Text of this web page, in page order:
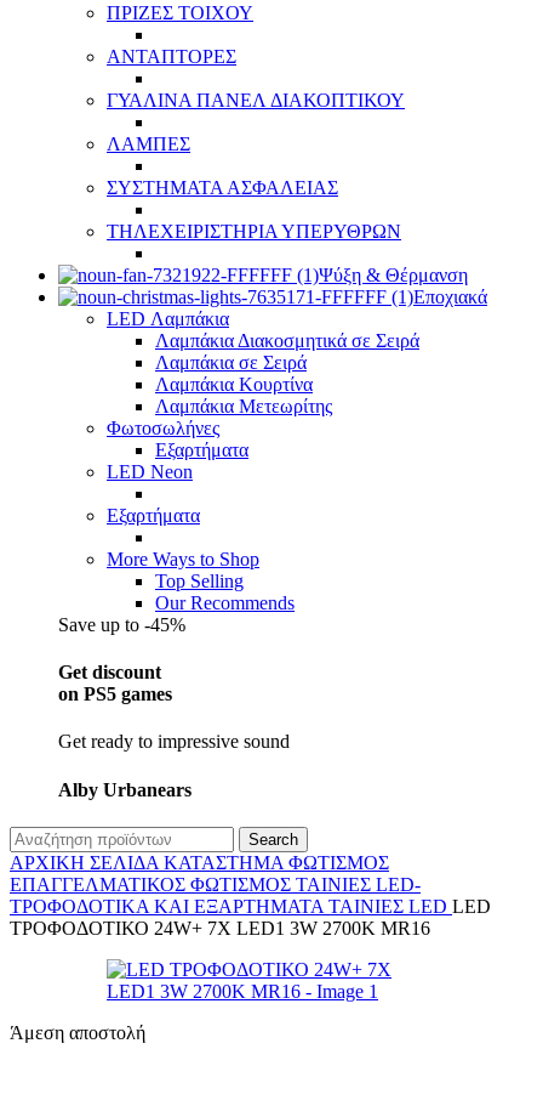
ΠΡΙΖΕΣ ΤΟΙΧΟΥ
ΑΝΤΑΠΤΟΡΕΣ
ΓΥΑΛΙΝΑ ΠΑΝΕΛ ΔΙΑΚΟΠΤΙΚΟΥ
ΛΑΜΠΕΣ
ΣΥΣΤΗΜΑΤΑ ΑΣΦΑΛΕΙΑΣ
ΤΗΛΕΧΕΙΡΙΣΤΗΡΙΑ ΥΠΕΡΥΘΡΩΝ
Ψύξη & Θέρμανση
Εποχιακά
LED Λαμπάκια
Λαμπάκια Διακοσμητικά σε Σειρά
Λαμπάκια σε Σειρά
Λαμπάκια Κουρτίνα
Λαμπάκια Μετεωρίτης
Φωτοσωλήνες
Εξαρτήματα
LED Neon
Εξαρτήματα
More Ways to Shop
Top Selling
Our Recommends
Save up to -45%
Get discount
on PS5 games
Get ready to impressive sound
Alby Urbanears
Search
ΑΡΧΙΚΉ ΣΕΛΊΔΑ ΚΑΤΆΣΤΗΜΑ ΦΩΤΙΣΜΌΣ
ΕΠΑΓΓΕΛΜΑΤΙΚΟΣ ΦΩΤΙΣΜΌΣ ΤΑΙΝΊΕΣ LED-
ΤΡΟΦΟΔΟΤΙΚΆ ΚΑΙ ΕΞΑΡΤΉΜΑΤΑ ΤΑΙΝΊΕΣ LED LED
ΤΡΟΦΟΔΟΤΙΚΟ 24W+ 7X LED1 3W 2700K MR16
Άμεση αποστολή